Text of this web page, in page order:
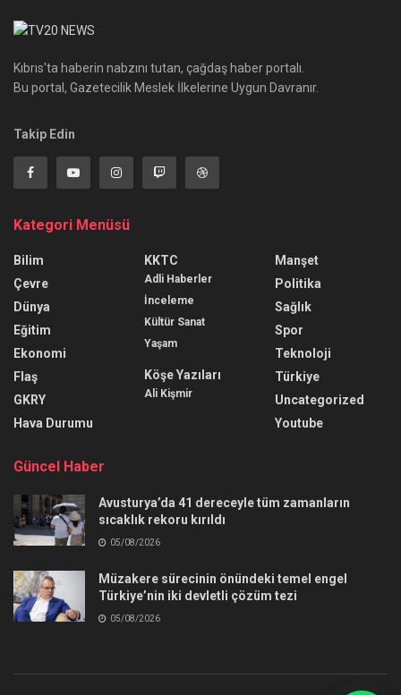
Kıbrıs'ta haberin nabzını tutan, çağdaş haber portalı.
Bu portal, Gazetecilik Meslek İlkelerine Uygun Davranır.
Takip Edin
Kategori Menüsü
Bilim
Çevre
Dünya
Eğitim
Ekonomi
Flaş
GKRY
Hava Durumu
KKTC
Adli Haberler
İnceleme
Kültür Sanat
Yaşam
Köşe Yazıları
Ali Kişmir
Manşet
Politika
Sağlık
Spor
Teknoloji
Türkiye
Uncategorized
Youtube
Güncel Haber
Avusturya’da 41 dereceyle tüm zamanların
sıcaklık rekoru kırıldı
05/08/2026
Müzakere sürecinin önündeki temel engel
Türkiye’nin iki devletli çözüm tezi
05/08/2026